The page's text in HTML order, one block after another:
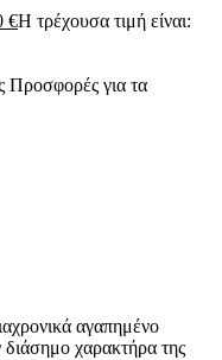
€Η τρέχουσα τιμή είναι:
για τα
αγαπημένο
διάσημο χαρακτήρα της